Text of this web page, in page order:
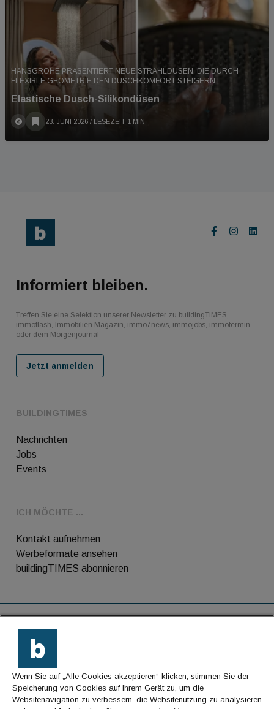
HANSGROHE PRÄSENTIERT NEUE STRAHLDÜSEN, DIE DURCH
FLEXIBLE GEOMETRIE DEN DUSCHKOMFORT STEIGERN.
Elastische Dusch-Silikondüsen
23. JUNI 2026 / LESEZEIT 1 MIN
BUILDINGTIMES
Nachrichten
Jobs
Events
ICH MÖCHTE ...
Kontakt aufnehmen
Werbeformate ansehen
buildingTIMES abonnieren
Informiert bleiben.
Treffen Sie eine Selektion unserer Newsletter zu buildingTIMES,
immoflash, Immobilien Magazin, immo7news, immojobs, immotermin
oder dem Morgenjournal
Jetzt anmelden
Kontakt
Impressum
Datenschutz
Wenn Sie auf „Alle Cookies akzeptieren“ klicken, stimmen Sie der
Speicherung von Cookies auf Ihrem Gerät zu, um die
Websitenavigation zu verbessern, die Websitenutzung zu analysieren